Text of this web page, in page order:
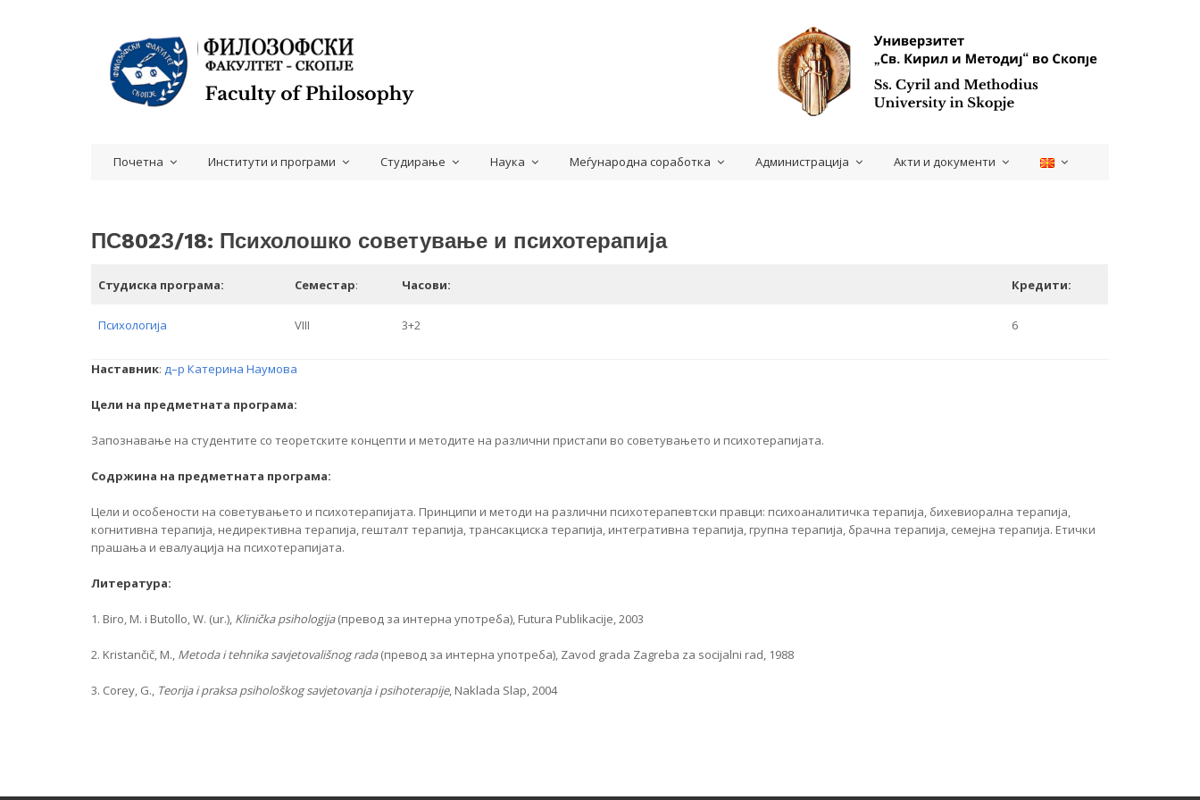
Почетна Институти и програми Студирање Наука Меѓународна соработка Администрација Акти и документи
ПС802З/18: Психолошко советување и психотерапија
Студиска програма: Семестар: Часови: Кредити:
Психологија VIII 3+2 6
Наставник: д–р Катерина Наумова
Цели на предметната програма:
Запознавање на студентите со теоретските концепти и методите на различни пристапи во советувањето и психотерапијата.
Содржина на предметната програма:
Цели и особености на советувањето и психотерапијата. Принципи и методи на различни психотерапевтски правци: психоаналитичка терапија, бихевиорална терапија,
когнитивна терапија, недирективна терапија, гешталт терапија, трансакциска терапија, интегративна терапија, групна терапија, брачна терапија, семејна терапија. Етички
прашања и евалуација на психотерапијата.
Литература:
1. Biro, M. i Butollo, W. (ur.), Klinička psihologija(превод за интерна употреба), Futura Publikacije, 2003
2. Kristančič, M., Metoda i tehnika savjetovališnog rada(превод за интерна употреба), Zavod grada Zagreba za socijalni rad, 1988
3. Corey, G., Teorija i praksa psihološkog savjetovanjaipsihoterapije, Naklada Slap, 2004